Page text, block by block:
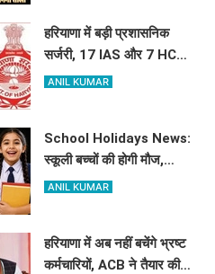
हरियाणा में बड़ी प्रशासनिक
सर्जरी, 17 IAS और 7 HCS
अधिकारियों का हुआ तबादला,
ANIL KUMAR
School Holidays News:
स्कूली बच्चों की होगी मौज,
हरियाणा में इतने दिन बंद रहेंगे
ANIL KUMAR
हरियाणा में अब नहीं बचेंगे भ्रष्ट
कर्मचारियों, ACB ने तैयार की